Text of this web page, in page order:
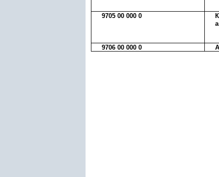
9705 00 000 0
9706 00 000 0